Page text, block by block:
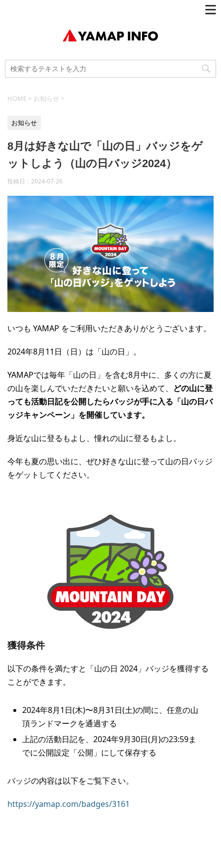
HOME > お知らせ >
お知らせ
8月は好きな山で「山の日」バッジをゲ
ットしよう（山の日バッジ2024）
投稿日： 2024-07-26
いつも YAMAP をご利用いただきありがとうございます。
2024年8月11日（日）は「山の日」。
YAMAPでは毎年「山の日」を含む8月中に、多くの方に夏
の山を楽しんでいただきたいと願いを込めて、 どの山に登
っても活動日記を公開したらバッジが手に入る「山の日バ
ッジキャンペーン」を開催しています。
身近な山に登るもよし、憧れの山に登るもよし。
今年も夏の思い出に、ぜひ好きな山に登って山の日バッジ
をゲットしてください。
獲得条件
以下の条件を満たすと「山の日 2024」バッジを獲得する
ことができます。
2024年8月1日(木)〜8月31日(土)の間に、任意の山
頂ランドマークを通過する
上記の活動日記を、2024年9月30日(月)の23:59ま
でに公開設定「公開」にして保存する
バッジの内容は以下をご覧下さい。
https://yamap.com/badges/3161